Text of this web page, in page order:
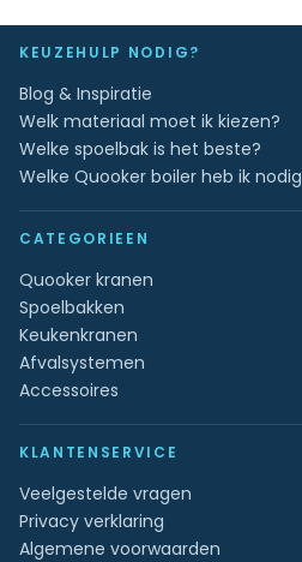
KEUZEHULP NODIG?
Blog & Inspiratie
Welk materiaal moet ik kiezen?
Welke spoelbak is het beste?
Welke Quooker boiler heb ik nodig
CATEGORIEEN
Quooker kranen
Spoelbakken
Keukenkranen
Afvalsystemen
Accessoires
KLANTENSERVICE
Veelgestelde vragen
Privacy verklaring
Algemene voorwaarden